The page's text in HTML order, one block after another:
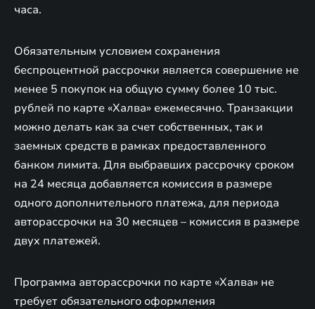
часа.
Обязательным условием сохранения
беспроцентной рассрочки является совершение не
менее 5 покупок на общую сумму более 10 тыс.
рублей по карте «Халва» ежемесячно. Транзакции
можно делать как за счет собственных, так и
заемных средств в рамках предоставленного
банком лимита. Для выбравших рассрочку сроком
на 24 месяца добавляется комиссия в размере
одного дополнительного платежа, для периода
авторассрочки на 30 месяцев – комиссия в размере
двух платежей.
Программа авторассрочки по карте «Халва» не
требует обязательного оформления